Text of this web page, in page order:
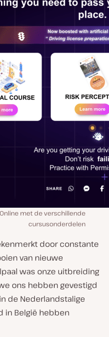
met de verschillende
cursusonderdelen
door constante
van nieuwe
was onze uitbreiding
ons hebben gevestigd
de Nederlandstalige
in België hebben